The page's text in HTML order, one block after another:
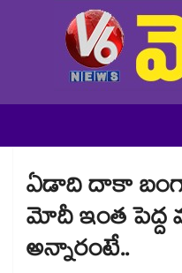
ఏడాది దాకా
మోదీ ఇంత పెద్ద
అన్నారంటే..